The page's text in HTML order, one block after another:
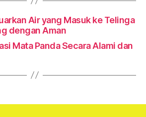
Air yang Masuk ke Telinga
dengan Aman
Mata Panda Secara Alami dan